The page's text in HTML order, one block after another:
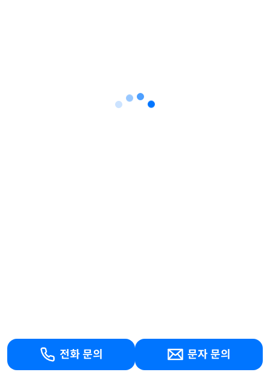
전화 문의 문자 문의